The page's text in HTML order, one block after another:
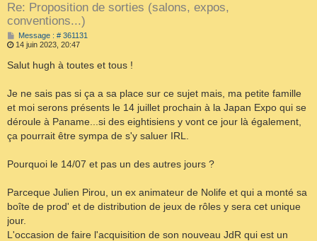
Re: Proposition de sorties (salons, expos,
conventions...)
Message : # 361131
s
a
14 juin 2023, 20:47
Salut hugh à toutes et tous !
Je ne sais pas si ça a sa place sur ce sujet mais, ma petite famille
et moi serons présents le 14 juillet prochain à la Japan Expo qui se
déroule à Paname...si des eightisiens y vont ce jour là également,
ça pourrait être sympa de s'y saluer IRL.
Pourquoi le 14/07 et pas un des autres jours ?
Parceque Julien Pirou, un ex animateur de Nolife et qui a monté sa
boîte de prod' et de distribution de jeux de rôles y sera cet unique
jour.
L'occasion de faire l'acquisition de son nouveau JdR qui est un